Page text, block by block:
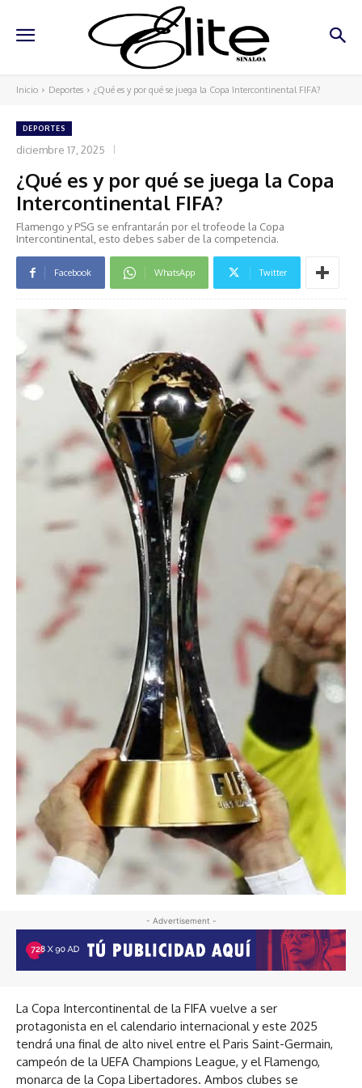
Inicio Deportes ¿Qué es y por qué se juega la Copa Intercontinental FIFA?
DEPORTES
diciembre 17, 2025
¿Qué es y por qué se juega la Copa
Intercontinental FIFA?
Flamengo y PSG se enfrantarán por el trofeode la Copa
Intercontinental, esto debes saber de la competencia.
Facebook WhatsApp Twitter
- Advertisement -
La Copa Intercontinental de la FIFA vuelve a ser
protagonista en el calendario internacional y este 2025
tendrá una final de alto nivel entre el Paris Saint-Germain,
campeón de la UEFA Champions League, y el Flamengo,
monarca de la Copa Libertadores. Ambos clubes se